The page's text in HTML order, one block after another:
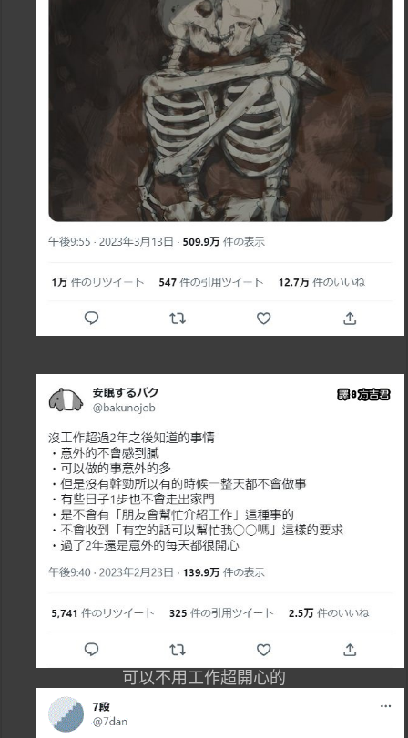
可以不用工作超開心的